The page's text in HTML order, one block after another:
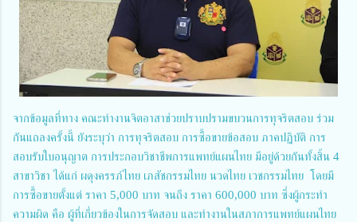
จากข้อมูลที่ทาง คณะทำงานจิตอาสาช่วยปราบปรามขบวนการทุจริตสอบ ร่วม
กันแถลงครั้งนี้ ยังระบุว่า การทุจริตสอบ การซื้อขายข้อสอบ ภาคปฏิบัติ การ
สอบรับใบอนุญาต การประกอบวิชาชีพการแพทย์แผนไทย มีอยู่ด้วยกันทั้งสิ้น 4
สาขาวิชา ได้แก่ ผดุงครรภ์ไทย เภสัชกรรมไทย นวดไทย เวชกรรมไทย โดยมี
การซื้อขายตั้งแต่ ราคา 5,000 บาท จนถึง ราคา 600,000 บาท ซึ่งผู้กระทำ
ความผิด คือ ผู้ที่เกี่ยวข้องในการจัดสอบ และทำงานในสภาการแพทย์แผนไทย